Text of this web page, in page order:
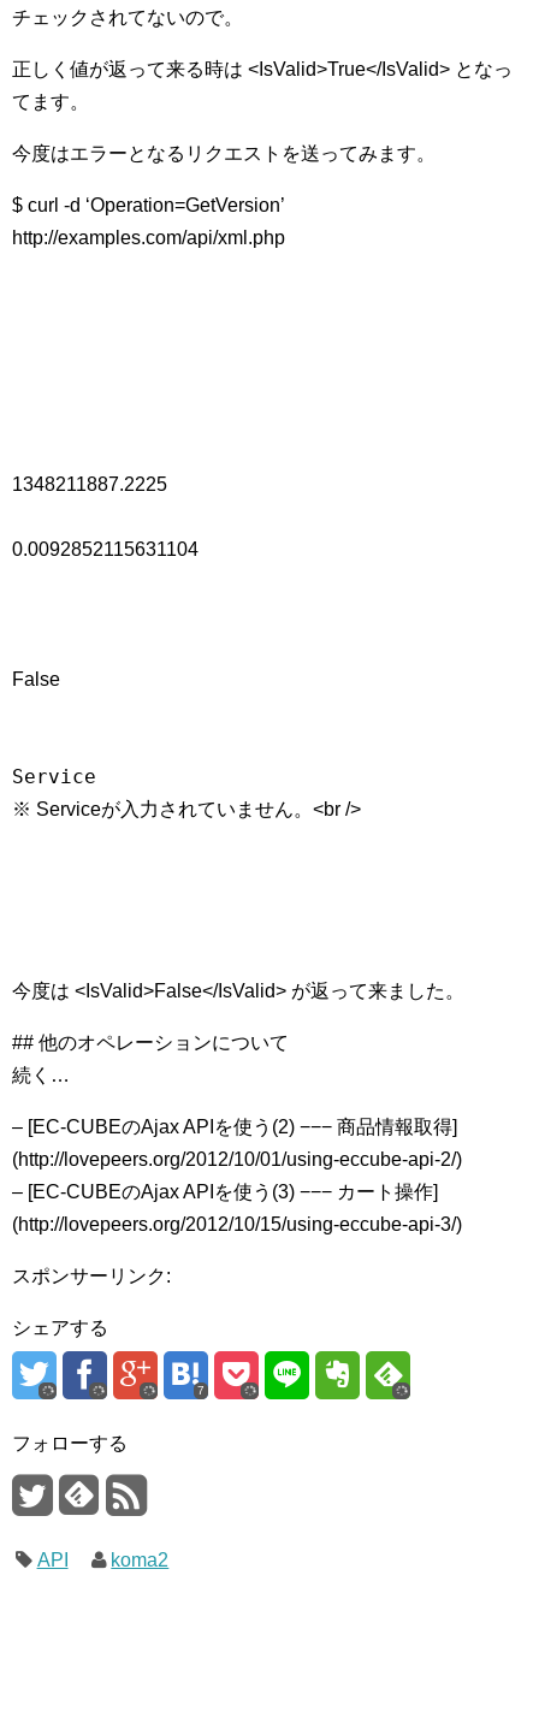
チェックされてないので。
正しく値が返って来る時は <IsValid>True</IsValid> となっ
てます。
今度はエラーとなるリクエストを送ってみます。
$ curl -d ‘Operation=GetVersion’
http://examples.com/api/xml.php
1348211887.2225
0.0092852115631104
False
Service
※ Serviceが入力されていません。<br />
今度は <IsValid>False</IsValid> が返って来ました。
## 他のオペレーションについて
続く…
– [EC-CUBEのAjax APIを使う(2) −−− 商品情報取得]
(http://lovepeers.org/2012/10/01/using-eccube-api-2/)
– [EC-CUBEのAjax APIを使う(3) −−− カート操作]
(http://lovepeers.org/2012/10/15/using-eccube-api-3/)
スポンサーリンク:
シェアする
7
フォローする
API koma2